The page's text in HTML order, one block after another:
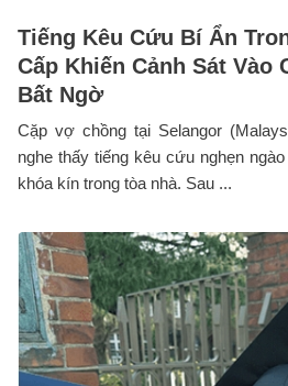
Tiếng Kêu Cứu Bí Ẩn
Cấp Khiến Cảnh Sát Vào
Bất Ngờ
Cặp vợ chồng tại Selangor
nghe thấy tiếng kêu cứu nghẹn
khóa kín trong tòa nhà. Sau ...